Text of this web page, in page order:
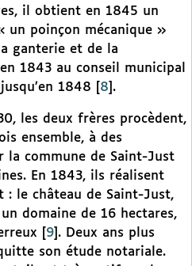
il obtient en 1845 un
un poinçon mécanique »
ganterie et de la
1843 au conseil municipal
1848
8 .
les deux frères procèdent,
ensemble, à des
la commune de Saint-Just
En 1843, ils réalisent
: le château de Saint-Just,
domaine de 16 hectares,
9 . Deux ans plus
son étude notariale.